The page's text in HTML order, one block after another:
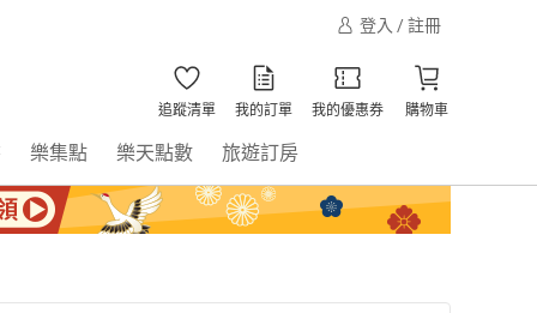
登入 / 註冊
追蹤清單 我的訂單 我的優惠券 購物車
樂集點 樂天點數 旅遊訂房